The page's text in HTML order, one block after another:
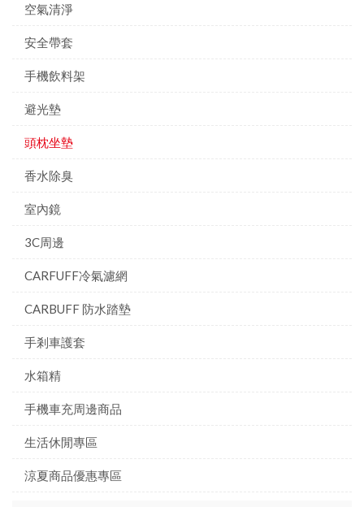
空氣清淨
安全帶套
手機飲料架
避光墊
頭枕坐墊
香水除臭
室內鏡
3C周邊
CARFUFF冷氣濾網
CARBUFF 防水踏墊
手剎車護套
水箱精
手機車充周邊商品
生活休閒專區
涼夏商品優惠專區